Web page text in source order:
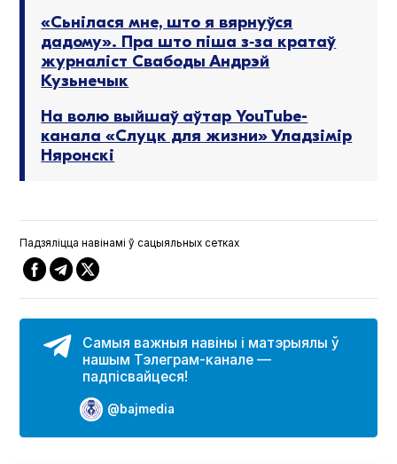
«Сьнілася мне, што я вярнуўся
дадому». Пра што піша з‑за кратаў
журналіст Свабоды Андрэй
Кузьнечык
На волю выйшаў аўтар YouTube-
канала «Слуцк для жизни» Уладзімір
Няронскі
Падзяліцца навінамі ў сацыяльных сетках
Самыя важныя навіны і матэрыялы ў
нашым Тэлеграм-канале —
падпісвайцеся!
@bajmedia